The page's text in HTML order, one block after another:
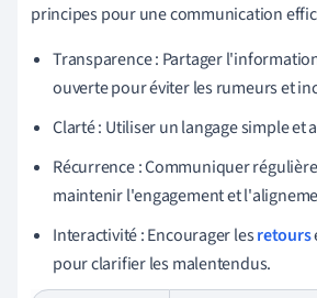
principes pour une communication
Transparence : Partager
ouverte pour éviter les rumeurs et
Clarté : Utiliser un langage simple et
Récurrence : Communiquer
maintenir l'engagement et
Interactivité : Encourager lesretours
pour clarifier les malentendus.